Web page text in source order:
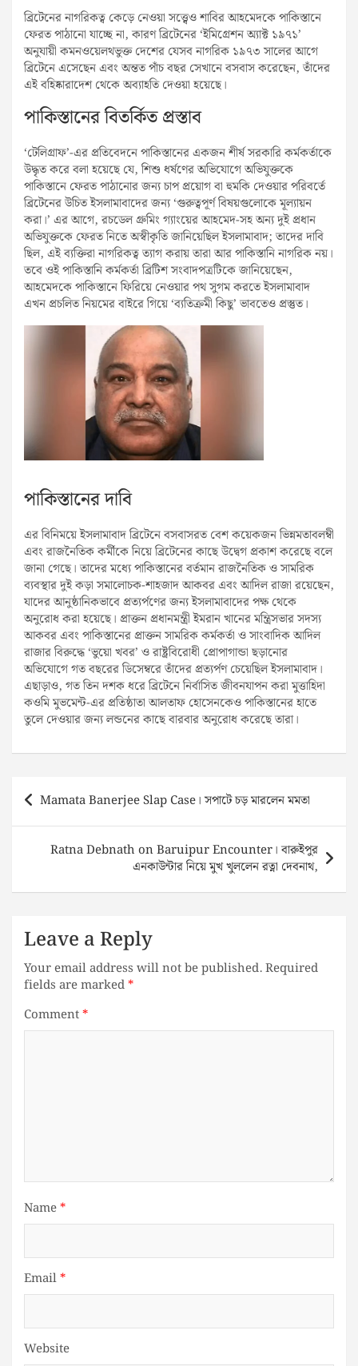
ব্রিটেনের নাগরিকত্ব কেড়ে নেওয়া সত্ত্বেও শাবির আহমেদকে পাকিস্তানে
ফেরত পাঠানো যাচ্ছে না, কারণ ব্রিটেনের ‘ইমিগ্রেশন অ্যাক্ট ১৯৭১’
অনুযায়ী কমনওয়েলথভুক্ত দেশের যেসব নাগরিক ১৯৭৩ সালের আগে
ব্রিটেনে এসেছেন এবং অন্তত পাঁচ বছর সেখানে বসবাস করেছেন, তাঁদের
এই বহিষ্কারাদেশ থেকে অব্যাহতি দেওয়া হয়েছে।
পাকিস্তানের বিতর্কিত প্রস্তাব
‘টেলিগ্রাফ’-এর প্রতিবেদনে পাকিস্তানের একজন শীর্ষ সরকারি কর্মকর্তাকে
উদ্ধৃত করে বলা হয়েছে যে, শিশু ধর্ষণের অভিযোগে অভিযুক্তকে
পাকিস্তানে ফেরত পাঠানোর জন্য চাপ প্রয়োগ বা হুমকি দেওয়ার পরিবর্তে
ব্রিটেনের উচিত ইসলামাবাদের জন্য ‘গুরুত্বপূর্ণ বিষয়গুলোকে মূল্যায়ন
করা।’ এর আগে, রচডেল গ্রুমিং গ্যাংয়ের আহমেদ-সহ অন্য দুই প্রধান
অভিযুক্তকে ফেরত নিতে অস্বীকৃতি জানিয়েছিল ইসলামাবাদ; তাদের দাবি
ছিল, এই ব্যক্তিরা নাগরিকত্ব ত্যাগ করায় তারা আর পাকিস্তানি নাগরিক নয়।
তবে ওই পাকিস্তানি কর্মকর্তা ব্রিটিশ সংবাদপত্রটিকে জানিয়েছেন,
আহমেদকে পাকিস্তানে ফিরিয়ে নেওয়ার পথ সুগম করতে ইসলামাবাদ
এখন প্রচলিত নিয়মের বাইরে গিয়ে ‘ব্যতিক্রমী কিছু’ ভাবতেও প্রস্তুত।
পাকিস্তানের দাবি
এর বিনিময়ে ইসলামাবাদ ব্রিটেনে বসবাসরত বেশ কয়েকজন ভিন্নমতাবলম্বী
এবং রাজনৈতিক কর্মীকে নিয়ে ব্রিটেনের কাছে উদ্বেগ প্রকাশ করেছে বলে
জানা গেছে। তাদের মধ্যে পাকিস্তানের বর্তমান রাজনৈতিক ও সামরিক
ব্যবস্থার দুই কড়া সমালোচক-শাহজাদ আকবর এবং আদিল রাজা রয়েছেন,
যাদের আনুষ্ঠানিকভাবে প্রত্যর্পণের জন্য ইসলামাবাদের পক্ষ থেকে
অনুরোধ করা হয়েছে। প্রাক্তন প্রধানমন্ত্রী ইমরান খানের মন্ত্রিসভার সদস্য
আকবর এবং পাকিস্তানের প্রাক্তন সামরিক কর্মকর্তা ও সাংবাদিক আদিল
রাজার বিরুদ্ধে ‘ভুয়ো খবর’ ও রাষ্ট্রবিরোধী প্রোপাগান্ডা ছড়ানোর
অভিযোগে গত বছরের ডিসেম্বরে তাঁদের প্রত্যর্পণ চেয়েছিল ইসলামাবাদ।
এছাড়াও, গত তিন দশক ধরে ব্রিটেনে নির্বাসিত জীবনযাপন করা মুত্তাহিদা
কওমি মুভমেন্ট-এর প্রতিষ্ঠাতা আলতাফ হোসেনকেও পাকিস্তানের হাতে
তুলে দেওয়ার জন্য লন্ডনের কাছে বারবার অনুরোধ করেছে তারা।
Post
navigation
Mamata Banerjee Slap Case। সপাটে চড় মারলেন মমতা
Ratna Debnath on Baruipur Encounter। বারুইপুর
এনকাউন্টার নিয়ে মুখ খুললেন রত্না দেবনাথ,
Leave a Reply
Your email address will not be published.Required
fields are marked*
Comment*
Name*
Email*
Website